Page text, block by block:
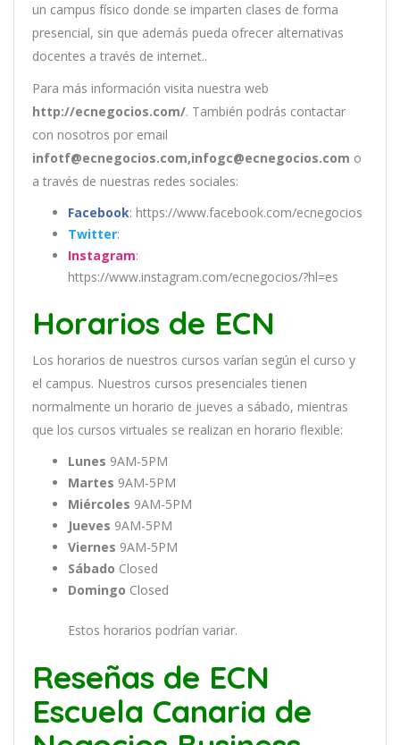
un campus físico donde se imparten clases de forma
presencial, sin que además pueda ofrecer alternativas
docentes a través de internet..
Para más información visita nuestra web
http://ecnegocios.com/. También podrás contactar
con nosotros por email
infotf@ecnegocios.com,infogc@ecnegocios.com o
a través de nuestras redes sociales:
Facebook: https://www.facebook.com/ecnegocios
Twitter:
Instagram:
https://www.instagram.com/ecnegocios/?hl=es
Horarios de ECN
Los horarios de nuestros cursos varían según el curso y
el campus. Nuestros cursos presenciales tienen
normalmente un horario de jueves a sábado, mientras
que los cursos virtuales se realizan en horario flexible:
Lunes 9AM-5PM
Martes 9AM-5PM
Miércoles 9AM-5PM
Jueves 9AM-5PM
Viernes 9AM-5PM
Sábado Closed
Domingo Closed
Estos horarios podrían variar.
Reseñas de ECN
Escuela Canaria de